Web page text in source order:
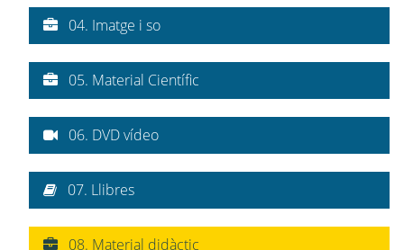
04. Imatge i so
05. Material Científic
06. DVD vídeo
07. Llibres
08. Material didàctic